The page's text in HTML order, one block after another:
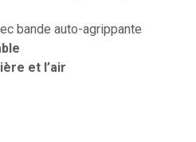
bande auto-agrippante
et l’air